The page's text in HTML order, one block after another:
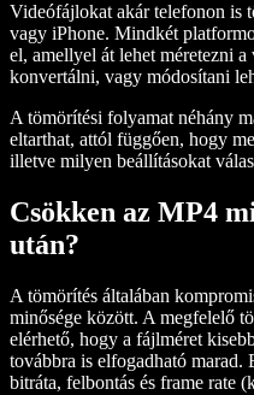
Videófájlokat akár telefonon is
vagy iPhone. Mindkét
el, amellyel át lehet méretezni
konvertálni, vagy módosítani
A tömörítési folyamat néhány
eltarthat, attól függően, hogy
illetve milyen beállításokat
Csökken az MP4
után?
A tömörítés általában
minősége között. A megfelelő
elérhető, hogy a fájlméret
továbbra is elfogadható marad.
bitráta, felbontás és frame rate